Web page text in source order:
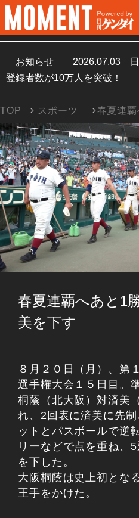
お知らせ 2026.07.03
登録者数が10万人を突破！
TOP スポーツ 春夏連
春夏連覇へあと1
美を下す
８月２０日（月）、第
選手権大会１５日目。
桐蔭（北大阪）対済美
れ、2回表に済美に先
ットとパスボールで逆
リーなどで点を重ね、
を下した。
大阪桐蔭は史上初とな
王手をかけた。